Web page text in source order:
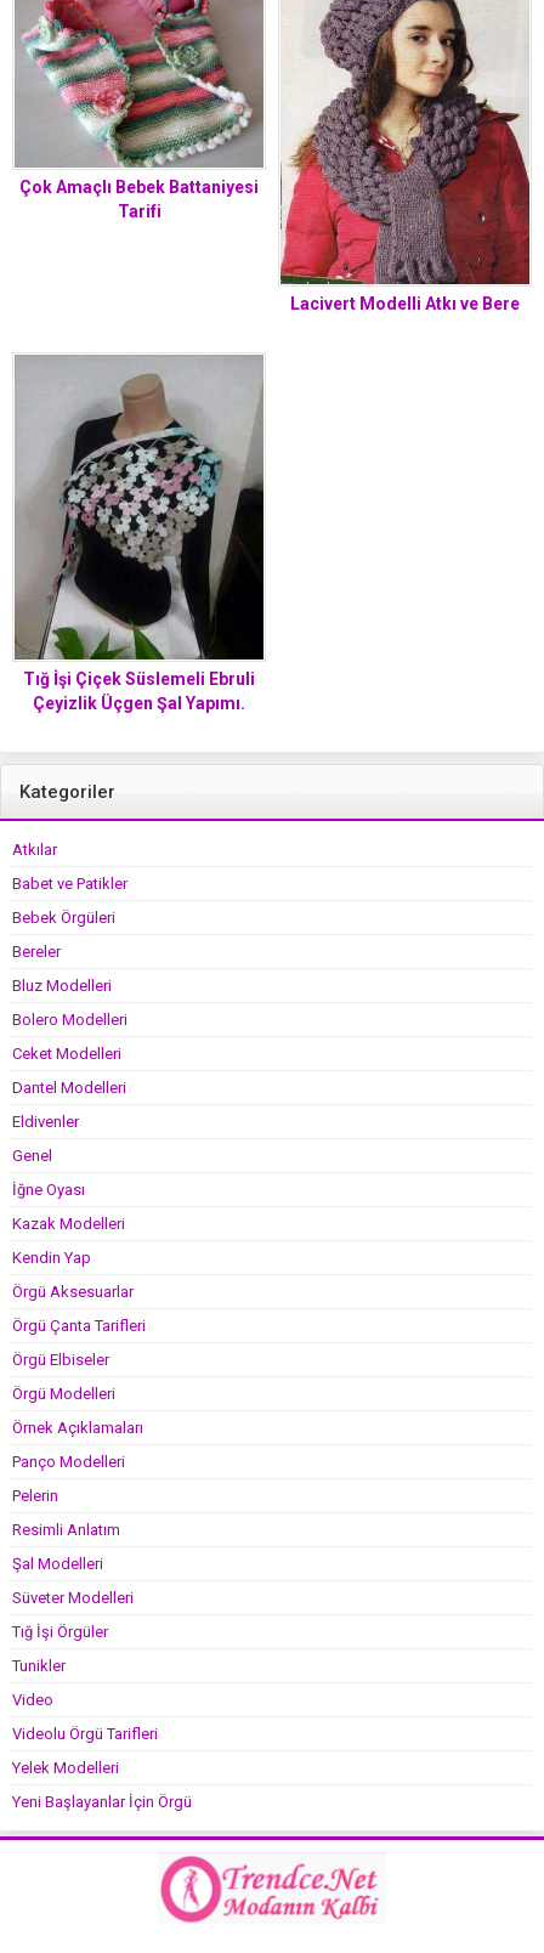
Çok Amaçlı Bebek Battaniyesi
Tarifi
Lacivert Modelli Atkı ve Bere
Tığ İşi Çiçek Süslemeli Ebruli
Çeyizlik Üçgen Şal Yapımı.
Kategoriler
Atkılar
Babet ve Patikler
Bebek Örgüleri
Bereler
Bluz Modelleri
Bolero Modelleri
Ceket Modelleri
Dantel Modelleri
Eldivenler
Genel
İğne Oyası
Kazak Modelleri
Kendin Yap
Örgü Aksesuarlar
Örgü Çanta Tarifleri
Örgü Elbiseler
Örgü Modelleri
Örnek Açıklamaları
Panço Modelleri
Pelerin
Resimli Anlatım
Şal Modelleri
Süveter Modelleri
Tığ İşi Örgüler
Tunikler
Video
Videolu Örgü Tarifleri
Yelek Modelleri
Yeni Başlayanlar İçin Örgü